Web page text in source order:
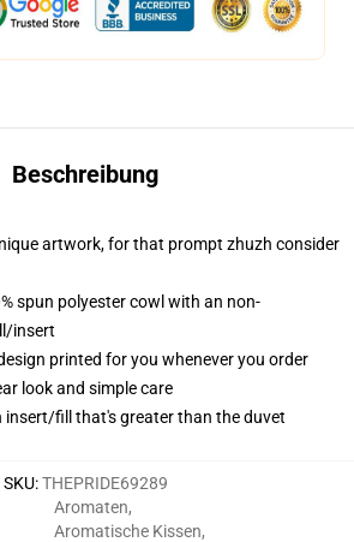
Beschreibung
artwork, for that prompt zhuzh consider
spun polyester cowl with an non-
insert
printed for you whenever you order
look and simple care
insert/fill that's greater than the duvet
SKU:THEPRIDE69289
Aromaten,
Aromatische Kissen,